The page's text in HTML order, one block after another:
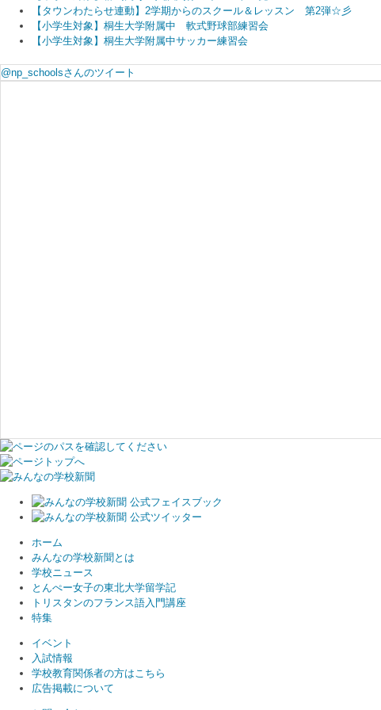
【タウンわたらせ連動】2学期からのスクール＆レッスン 第2弾☆彡
【小学生対象】桐生大学附属中 軟式野球部練習会
【小学生対象】桐生大学附属中サッカー練習会
@np_schoolsさんのツイート
ホーム
みんなの学校新聞とは
学校ニュース
とんぺー女子の東北大学留学記
トリスタンのフランス語入門講座
特集
イベント
入試情報
学校教育関係者の方はこちら
広告掲載について